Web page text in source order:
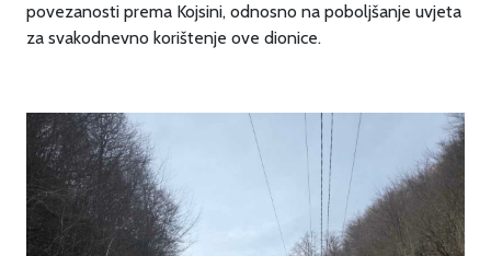
povezanosti prema Kojsini, odnosno na poboljšanje uvjeta
za svakodnevno korištenje ove dionice.